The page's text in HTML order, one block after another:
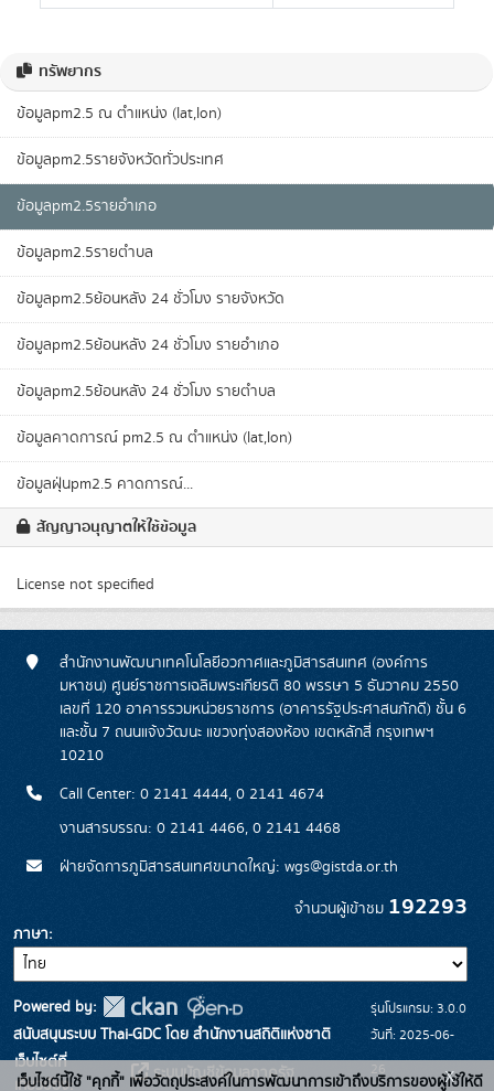
ทรัพยากร
ข้อมูลpm2.5 ณ ตำแหน่ง (lat,lon)
ข้อมูลpm2.5รายจังหวัดทั่วประเทศ
ข้อมูลpm2.5รายอำเภอ
ข้อมูลpm2.5รายตำบล
ข้อมูลpm2.5ย้อนหลัง 24 ชั่วโมง รายจังหวัด
ข้อมูลpm2.5ย้อนหลัง 24 ชั่วโมง รายอำเภอ
ข้อมูลpm2.5ย้อนหลัง 24 ชั่วโมง รายตำบล
ข้อมูลคาดการณ์ pm2.5 ณ ตำแหน่ง (lat,lon)
ข้อมูลฝุ่นpm2.5 คาดการณ์...
สัญญาอนุญาตให้ใช้ข้อมูล
License not specified
สำนักงานพัฒนาเทคโนโลยีอวกาศและภูมิสารสนเทศ (องค์การ
มหาชน) ศูนย์ราชการเฉลิมพระเกียรติ 80 พรรษา 5 ธันวาคม 2550
เลขที่ 120 อาคารรวมหน่วยราชการ (อาคารรัฐประศาสนภักดี) ชั้น 6
และชั้น 7 ถนนแจ้งวัฒนะ แขวงทุ่งสองห้อง เขตหลักสี่ กรุงเทพฯ
10210
Call Center: 0 2141 4444, 0 2141 4674
งานสารบรรณ: 0 2141 4466, 0 2141 4468
ฝ่ายจัดการภูมิสารสนเทศขนาดใหญ่: wgs@gistda.or.th
จำนวนผู้เข้าชม 192293
ภาษา
Powered by:
สนับสนุนระบบ Thai-GDC โดย สำนักงานสถิติแห่งชาติ
เว็บไซต์ที่
เกี่ยวข้อง:
ระบบบัญชีข้อมูลภาครัฐ
รุ่นโปรแกรม: 3.0.0
วันที่: 2025-06-
26
เว็บไซต์นี้ใช้ "คุกกี้" เพื่อวัตถุประสงค์ในการพัฒนาการเข้าถึงบริการของผู้ใช้ให้ดี
x